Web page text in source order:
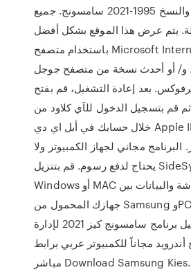
حقوق الطبع والنسخ 1995-2021 سامسونج. جميع
يتم عرض هذا الموقع بشكل أفضل
باستخدام متصفح Microsoft Internet Explorer 11 أو
و/ أو أحدث نسخة من متصفح جوجل
بعد إعادة التشغيل، قم بفتح
ثم قم بتسجيل الدخول للآي كلاود من
خلال حسابك في أبل اي دي Apple ID. مميزات برنامج
البرنامج مجاني لجهاز الكمبيوتر ولا
يحتاج لدفع رسوم. قم بتنزيل SideSync لنظام
Windows أو MAC لمشاركة الشاشة والبيانات بين
جهازك المحمول من Samsung وPC. تعرّف على كيفية
استخدامه هنا. تحميل برنامج سامسونج كيز 2021 لإدارة
مجاناً للكمبيوتر عربي برابط
مباشر Download Samsung Kies. برنامج Samsung